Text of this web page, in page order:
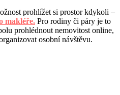
prohlížet si prostor kdykoli –
makléře. Pro rodiny či páry je to
prohlédnout nemovitost online,
osobní návštěvu.